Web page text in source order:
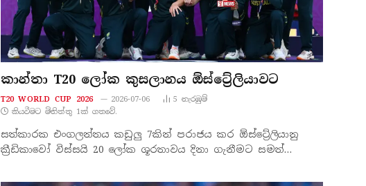
කාන්තා T20 ලෝක කුසලානය ඕස්ට්‍රේලියාවට
T20 WORLD CUP 2026 2026-07-06 5 නැරඹු​ම්
කියවීමට මිනිත්තු 1ක් ගතවේ.
සත්කාරක එංගලන්තය කඩුලු 7කින් පරාජය කර ඕස්ට්‍රේලියානු
ක්‍රීඩිකාවෝ විස්සයි 20 ලෝක ශූරතාවය දිනා ගැනීමට සමත්…